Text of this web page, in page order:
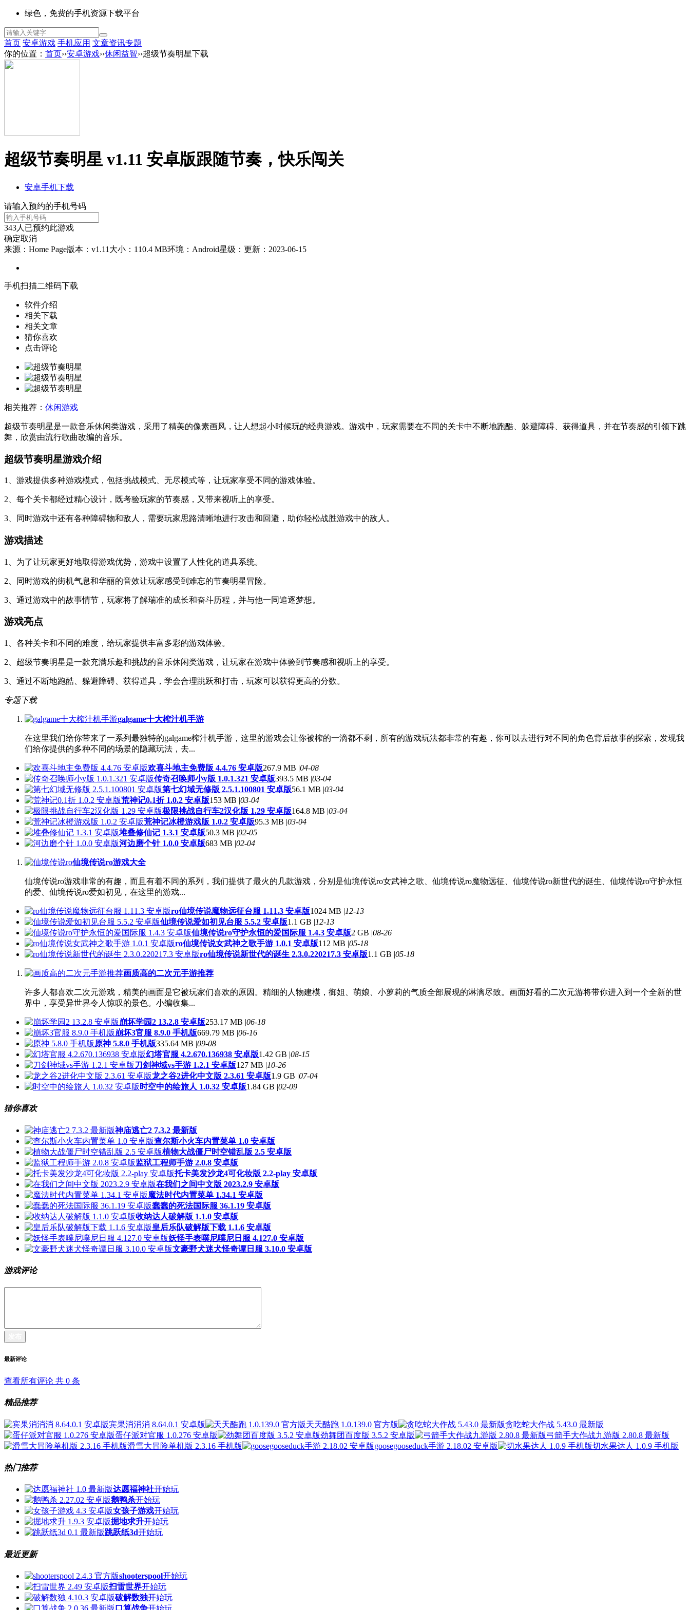
绿色，免费的手机资源下载平台
首页 安卓游戏 手机应用 文章资讯专题
你的位置： 首页››安卓游戏››休闲益智››超级节奏明星下载
超级节奏明星 v1.11 安卓版跟随节奏，快乐闯关
安卓手机下载
请输入预约的手机号码
343人已预约此游戏
确定取消
来源：Home Page版本：v1.11 大小：110.4 MB环境：Android星级： 更新：2023-06-15
手机扫描二维码下载
软件介绍
相关下载
相关文章
猜你喜欢
点击评论
相关推荐： 休闲游戏
超级节奏明星是一款音乐休闲类游戏，采用了精美的像素画风，让人想起小时候玩的经典游戏。游戏中，玩家需要在不同的关卡中不断地跑酷、躲避障碍、获得道具，并在节奏感的引领下跳
舞，欣赏由流行歌曲改编的音乐。
超级节奏明星游戏介绍
1、游戏提供多种游戏模式，包括挑战模式、无尽模式等，让玩家享受不同的游戏体验。
2、每个关卡都经过精心设计，既考验玩家的节奏感，又带来视听上的享受。
3、同时游戏中还有各种障碍物和敌人，需要玩家思路清晰地进行攻击和回避，助你轻松战胜游戏中的敌人。
游戏描述
1、为了让玩家更好地取得游戏优势，游戏中设置了人性化的道具系统。
2、同时游戏的街机气息和华丽的音效让玩家感受到难忘的节奏明星冒险。
3、通过游戏中的故事情节，玩家将了解瑞准的成长和奋斗历程，并与他一同追逐梦想。
游戏亮点
1、各种关卡和不同的难度，给玩家提供丰富多彩的游戏体验。
2、超级节奏明星是一款充满乐趣和挑战的音乐休闲类游戏，让玩家在游戏中体验到节奏感和视听上的享受。
3、通过不断地跑酷、躲避障碍、获得道具，学会合理跳跃和打击，玩家可以获得更高的分数。
专题下载
galgame十大榨汁机手游
在这里我们给你带来了一系列最独特的galgame榨汁机手游，这里的游戏会让你被榨的一滴都不剩，所有的游戏玩法都非常的有趣，你可以去进行对不同的角色背后故事的探索，发现我
们给你提供的多种不同的场景的隐藏玩法，去...
欢喜斗地主免费版 4.4.76 安卓版267.9 MB |04-08
传奇召唤师小y版 1.0.1.321 安卓版393.5 MB |03-04
第七幻域无修版 2.5.1.100801 安卓版56.1 MB |03-04
荒神记0.1折 1.0.2 安卓版153 MB |03-04
极限挑战自行车2汉化版 1.29 安卓版164.8 MB |03-04
荒神记冰橙游戏版 1.0.2 安卓版95.3 MB |03-04
堆叠修仙记 1.3.1 安卓版50.3 MB |02-05
河边磨个针 1.0.0 安卓版683 MB |02-04
仙境传说ro游戏大全
仙境传说ro游戏非常的有趣，而且有着不同的系列，我们提供了最火的几款游戏，分别是仙境传说ro女武神之歌、仙境传说ro魔物远征、仙境传说ro新世代的诞生、仙境传说ro守护永恒
的爱、仙境传说ro爱如初见，在这里的游戏...
ro仙境传说魔物远征台服 1.11.3 安卓版1024 MB |12-13
仙境传说爱如初见台服 5.5.2 安卓版1.1 GB |12-13
仙境传说ro守护永恒的爱国际服 1.4.3 安卓版2 GB |08-26
ro仙境传说女武神之歌手游 1.0.1 安卓版112 MB |05-18
ro仙境传说新世代的诞生 2.3.0.220217.3 安卓版1.1 GB |05-18
画质高的二次元手游推荐
许多人都喜欢二次元游戏，精美的画面是它被玩家们喜欢的原因。精细的人物建模，御姐、萌娘、小萝莉的气质全部展现的淋漓尽致。画面好看的二次元游将带你进入到一个全新的世
界中，享受异世界令人惊叹的景色。小编收集...
崩坏学园2 13.2.8 安卓版253.17 MB |06-18
崩坏3官服 8.9.0 手机版669.79 MB |06-16
原神 5.8.0 手机版335.64 MB |09-08
幻塔官服 4.2.670.136938 安卓版1.42 GB |08-15
刀剑神域vs手游 1.2.1 安卓版127 MB |10-26
龙之谷2进化中文版 2.3.61 安卓版1.9 GB |07-04
时空中的绘旅人 1.0.32 安卓版1.84 GB |02-09
猜你喜欢
神庙逃亡2 7.3.2 最新版
查尔斯小火车内置菜单 1.0 安卓版
植物大战僵尸时空错乱版 2.5 安卓版
监狱工程师手游 2.0.8 安卓版
托卡美发沙龙4可化妆版 2.2-play 安卓版
在我们之间中文版 2023.2.9 安卓版
魔法时代内置菜单 1.34.1 安卓版
蠢蠢的死法国际服 36.1.19 安卓版
收纳达人破解版 1.1.0 安卓版
皇后乐队破解版下载 1.1.6 安卓版
妖怪手表噗尼噗尼日服 4.127.0 安卓版
文豪野犬迷犬怪奇谭日服 3.10.0 安卓版
游戏评论
最新评论
查看所有评论 共 0 条
精品推荐
宾果消消消 8.64.0.1 安卓版 天天酷跑 1.0.139.0 官方版
贪吃蛇大作战 5.43.0 最新版
蛋仔派对官服 1.0.276 安卓版
劲舞团百度版 3.5.2 安卓版
弓箭手大作战九游版 2.80.8 最新版
滑雪大冒险单机版 2.3.16 手机版
goosegooseduck手游 2.18.02 安卓版 切水果达人 1.0.9 手机版
热门推荐
达愿福神社开始玩
鹅鸭杀开始玩
女孩子游戏开始玩
掘地求升开始玩
跳跃纸3d开始玩
最近更新
shooterspool开始玩
扫雷世界开始玩
破解数独开始玩
口算战争开始玩